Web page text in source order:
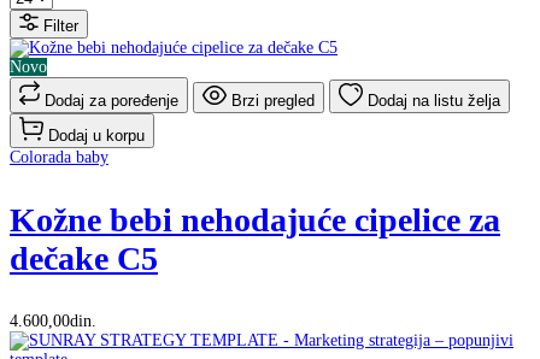
Filter
Novo
Dodaj za poređenje
Brzi pregled
Dodaj na listu želja
Dodaj u korpu
Colorada baby
Kožne bebi nehodajuće cipelice za
dečake C5
4.600,00din.